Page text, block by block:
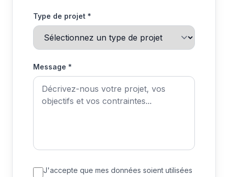
Type de projet *
Message *
J'accepte que mes données soient utilisées